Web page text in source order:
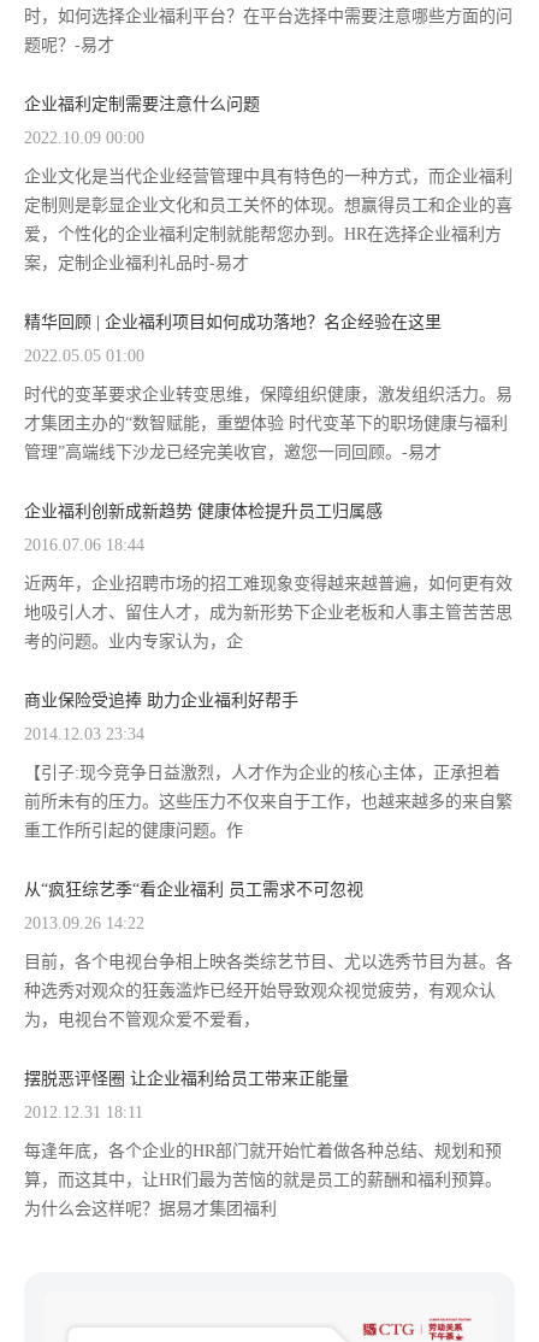
时，如何选择企业福利平台？在平台选择中需要注意哪些方面的问
题呢？-易才
企业福利定制需要注意什么问题
2022.10.09 00:00
企业文化是当代企业经营管理中具有特色的一种方式，而企业福利
定制则是彰显企业文化和员工关怀的体现。想赢得员工和企业的喜
爱，个性化的企业福利定制就能帮您办到。HR在选择企业福利方
案，定制企业福利礼品时-易才
精华回顾 | 企业福利项目如何成功落地？名企经验在这里
2022.05.05 01:00
时代的变革要求企业转变思维，保障组织健康，激发组织活力。易
才集团主办的“数智赋能，重塑体验 时代变革下的职场健康与福利
管理”高端线下沙龙已经完美收官，邀您一同回顾。-易才
企业福利创新成新趋势 健康体检提升员工归属感
2016.07.06 18:44
近两年，企业招聘市场的招工难现象变得越来越普遍，如何更有效
地吸引人才、留住人才，成为新形势下企业老板和人事主管苦苦思
考的问题。业内专家认为，企
商业保险受追捧 助力企业福利好帮手
2014.12.03 23:34
【引子:现今竞争日益激烈，人才作为企业的核心主体，正承担着
前所未有的压力。这些压力不仅来自于工作，也越来越多的来自繁
重工作所引起的健康问题。作
从“疯狂综艺季“看企业福利 员工需求不可忽视
2013.09.26 14:22
目前，各个电视台争相上映各类综艺节目、尤以选秀节目为甚。各
种选秀对观众的狂轰滥炸已经开始导致观众视觉疲劳，有观众认
为，电视台不管观众爱不爱看，
摆脱恶评怪圈 让企业福利给员工带来正能量
2012.12.31 18:11
每逢年底，各个企业的HR部门就开始忙着做各种总结、规划和预
算，而这其中，让HR们最为苦恼的就是员工的薪酬和福利预算。
为什么会这样呢？据易才集团福利